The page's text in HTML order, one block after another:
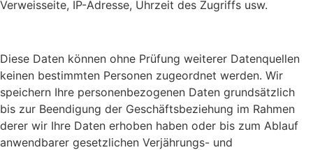
Verweisseite, IP-Adresse, Uhrzeit des Zugriffs usw.
Diese Daten können ohne Prüfung weiterer Datenquellen
keinen bestimmten Personen zugeordnet werden. Wir
speichern Ihre personenbezogenen Daten grundsätzlich
bis zur Beendigung der Geschäftsbeziehung im Rahmen
derer wir Ihre Daten erhoben haben oder bis zum Ablauf
anwendbarer gesetzlichen Verjährungs- und